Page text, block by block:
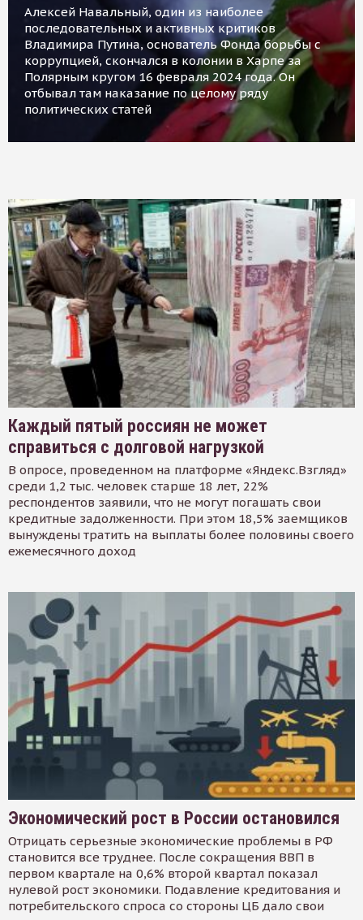
Алексей Навальный, один из наиболее
последовательных и активных критиков
Владимира Путина, основатель Фонда борьбы с
коррупцией, скончался в колонии в Харпе за
Полярным кругом 16 февраля 2024 года. Он
отбывал там наказание по целому ряду
политических статей
Каждый пятый россиян не может
справиться с долговой нагрузкой
В опросе, проведенном на платформе «Яндекс.Взгляд»
среди 1,2 тыс. человек старше 18 лет, 22%
респондентов заявили, что не могут погашать свои
кредитные задолженности. При этом 18,5% заемщиков
вынуждены тратить на выплаты более половины своего
ежемесячного доход
Экономический рост в России остановился
Отрицать серьезные экономические проблемы в РФ
становится все труднее. После сокращения ВВП в
первом квартале на 0,6% второй квартал показал
нулевой рост экономики. Подавление кредитования и
потребительского спроса со стороны ЦБ дало свои